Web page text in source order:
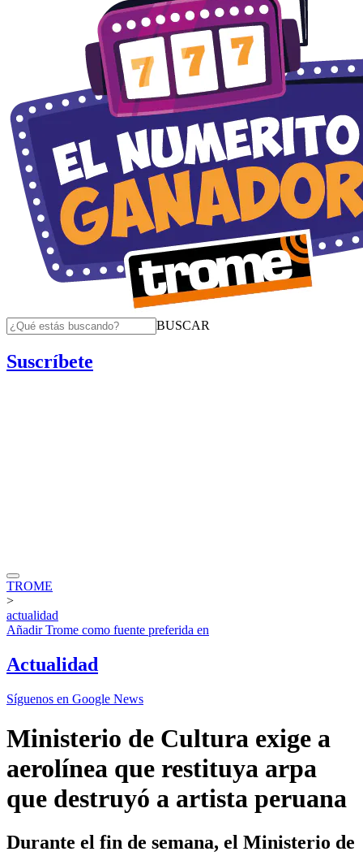
BUSCAR
Suscríbete
TROME
>
actualidad
AñadirTrome como fuente preferida en
Actualidad
Síguenos en Google News
Ministerio de Cultura exige a
aerolínea que restituya arpa
que destruyó a artista peruana
Durante el fin de semana, el Ministerio de